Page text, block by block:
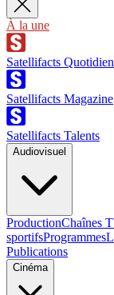
À la une
Satellifacts Quotidien
Satellifacts Magazine
Satellifacts Talents
Audiovisuel
ProductionChaînes
sportifsProgrammes
Publications
Cinéma